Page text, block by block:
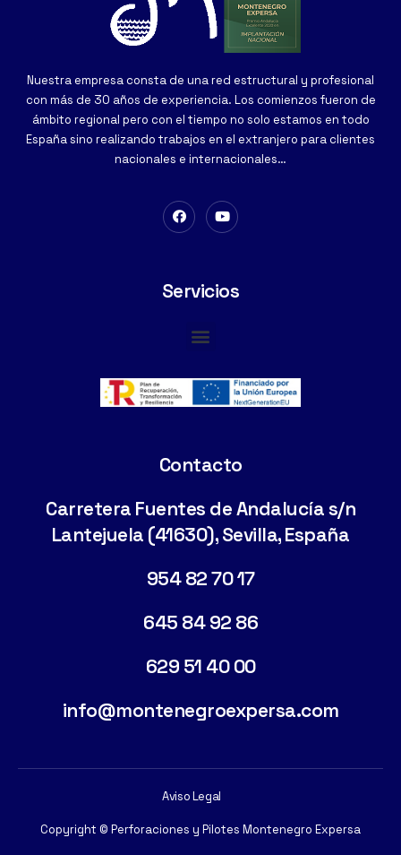
Nuestra empresa consta de una red estructural y profesional
con más de 30 años de experiencia. Los comienzos fueron de
ámbito regional pero con el tiempo no solo estamos en todo
España sino realizando trabajos en el extranjero para clientes
nacionales e internacionales…
Servicios
Contacto
Carretera Fuentes de Andalucía s/n
Lantejuela (41630), Sevilla, España
954 82 70 17
645 84 92 86
629 51 40 00
info@montenegroexpersa.com
Copyright © Perforaciones y Pilotes Montenegro Expersa
Aviso Legal